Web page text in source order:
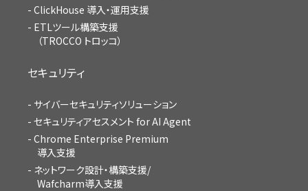
ClickHouse 導入・運用支援
ETLツール構築支援
（TROCCO トロッコ）
セキュリティ
サイバーセキュリティソリューション
セキュリティアセスメント for AI Agent
Chrome Enterprise Premium
導入支援
ネットワーク設計・構築支援/
Wafcharm導入支援